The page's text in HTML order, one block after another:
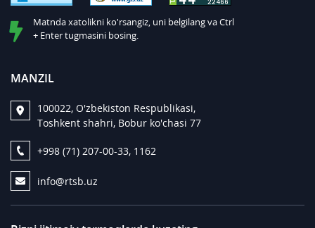
Matnda xatolikni ko'rsangiz, uni belgilang va Ctrl
+ Enter tugmasini bosing.
MANZIL
100022, O'zbekiston Respublikasi,
Toshkent shahri, Bobur ko'chasi 77
+998 (71) 207-00-33, 1162
info@rtsb.uz